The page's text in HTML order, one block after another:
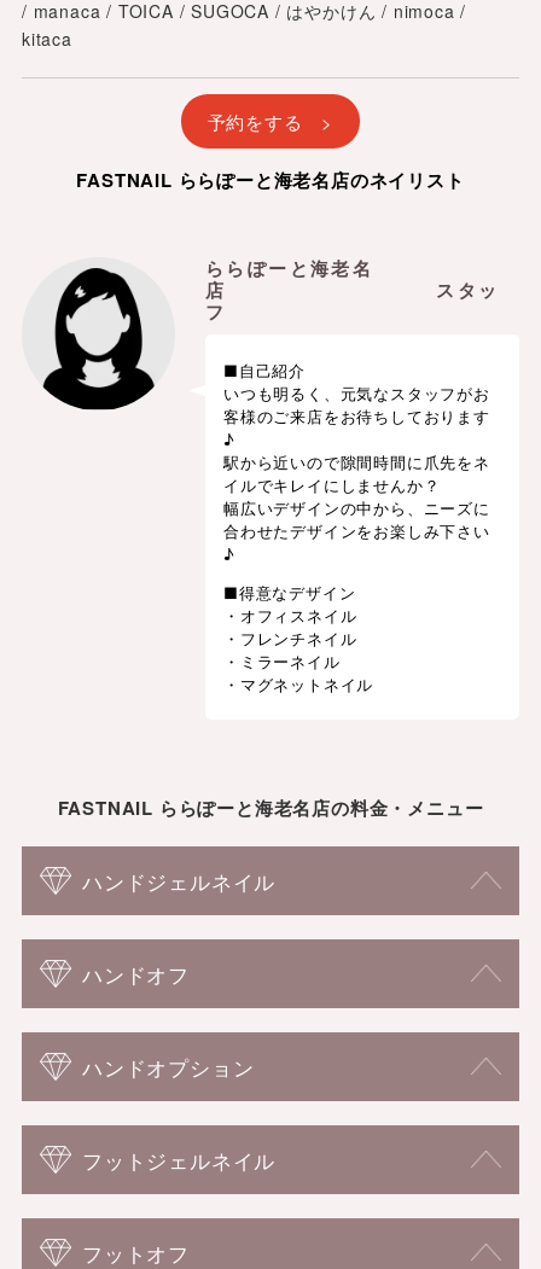
/ manaca / TOICA / SUGOCA / はやかけん / nimoca /
kitaca
予約をする >
FASTNAIL ららぽーと海老名店のネイリスト
ららぽーと海老名
店 スタッ
フ
■自己紹介
いつも明るく、元気なスタッフがお
客様のご来店をお待ちしております
♪
駅から近いので隙間時間に爪先をネ
イルでキレイにしませんか？
幅広いデザインの中から、ニーズに
合わせたデザインをお楽しみ下さい
♪
■得意なデザイン
・オフィスネイル
・フレンチネイル
・ミラーネイル
・マグネットネイル
FASTNAIL ららぽーと海老名店の料金・メニュー
ハンドジェルネイル
ハンドオフ
ハンドオプション
フットジェルネイル
フットオフ